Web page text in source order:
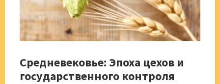
Средневековье: Эпоха цехов и
государственного контроля